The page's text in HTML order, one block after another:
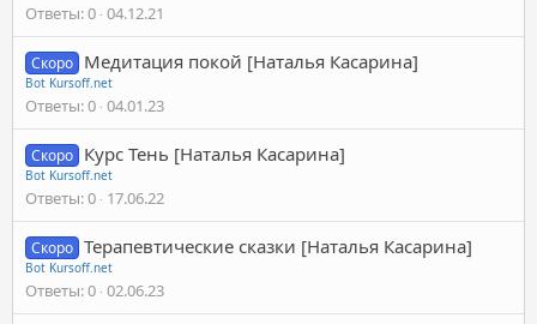
Ответы 0 04.12.21
Скоро Медитация покой [Наталья Касарина]
Bot Kursoff.net
Ответы 0 04.01.23
Скоро Курс Тень [Наталья Касарина]
Bot Kursoff.net
Ответы 0 17.06.22
Скоро Терапевтические сказки [Наталья Касарина]
Bot Kursoff.net
Ответы 0 02.06.23